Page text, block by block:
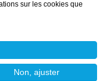
sur les cookies que
Non, ajuster